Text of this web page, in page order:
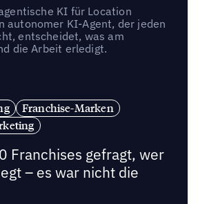
KI für Location
autonomer KI-Agent, der jeden
entscheidet, was am
die Arbeit erledigt.
Franchise-Marken
Franchises gefragt, wer
– es war nicht die